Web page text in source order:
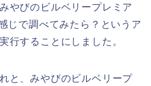
やびのビルベリープレミア
じで調べてみたら？というア
行することにしました。
と、みやびのビルベリープ